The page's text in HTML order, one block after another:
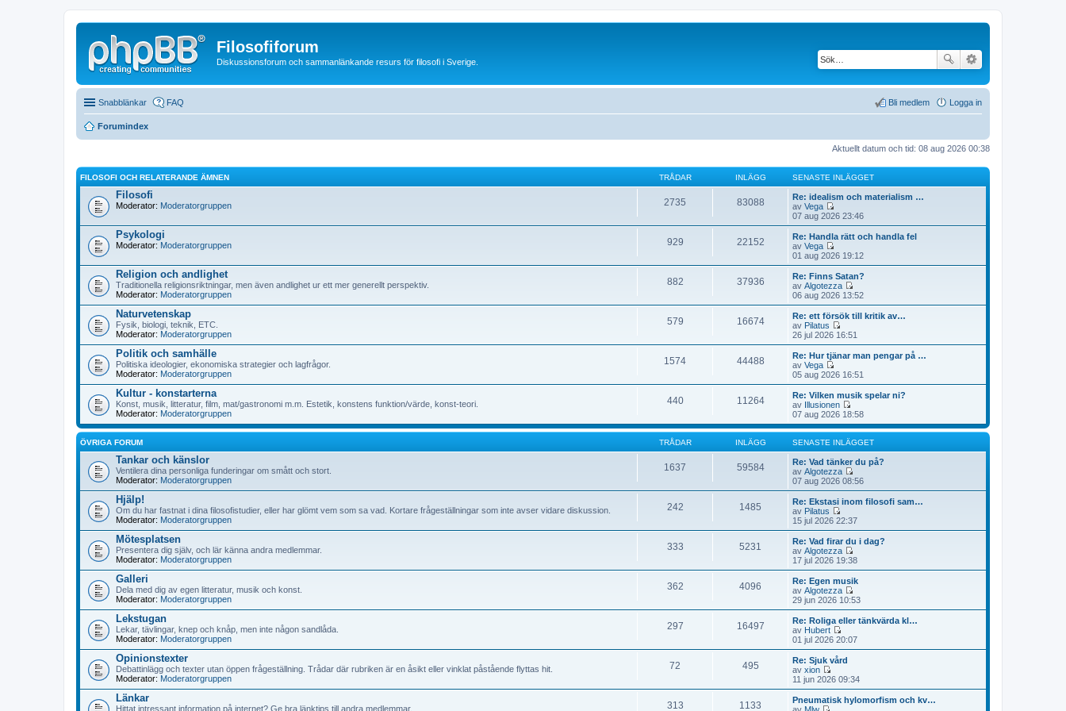
Filosofiforum
Diskussionsforum och sammanlänkande resurs för filosofi i Sverige.
Snabblänkar FAQ Logga in
Bli medlem
Forumindex
Aktuellt datum och tid: 08 aug 2026 00:38
FILOSOFI OCH RELATERANDE ÄMNEN TRÅDAR INLÄGG SENASTE INLÄGGET
Filosofi
Moderator: Moderatorgruppen 2735 83088
Re: idealism och materialism …
av Vega
G
å
t
i
l
l
d
e
t
s
n
a
s
t
e
n
l
ä
g
g
e
t
07 aug 2026 23:46
Psykologi
Moderator: Moderatorgruppen 929 22152
Re: Handla rätt och handla fel
av Vega
G
å
t
i
l
l
e
t
s
n
s
t
e
i
n
l
ä
g
g
e
t
01 aug 2026 19:12
Religion och andlighet
Traditionella religionsriktningar, men även andlighet ur ett mer generellt perspektiv.
Moderator: Moderatorgruppen
882 37936
Re: Finns Satan?
av Algotezza
G
å
t
i
l
l
e
t
s
n
s
t
i
n
g
g
e
06 aug 2026 13:52
Naturvetenskap
Fysik, biologi, teknik, ETC.
Moderator: Moderatorgruppen
579 16674
Re: ett försök till kritik av…
av Pilatus
G
å
t
i
e
s
e
n
a
s
t
e
n
l
g
g
e
t
26 jul 2026 16:51
Politik och samhälle
Politiska ideologier, ekonomiska strategier och lagfrågor.
Moderator: Moderatorgruppen
1574 44488
Re: Hur tjänar man pengar på …
av Vega
G
å
i
l
l
d
e
s
e
n
a
s
t
e
n
l
ä
g
g
e
t
05 aug 2026 16:51
Kultur - konstarterna
Konst, musik, litteratur, film, mat/gastronomi m.m. Estetik, konstens funktion/värde, konst-teori.
Moderator: Moderatorgruppen
440 11264
Re: Vilken musik spelar ni?
av Illusionen
G
å
t
i
l
l
d
e
t
s
e
n
a
t
e
i
l
ä
g
g
e
07 aug 2026 18:58
ÖVRIGA FORUM TRÅDAR INLÄGG SENASTE INLÄGGET
Tankar och känslor
Ventilera dina personliga funderingar om smått och stort.
Moderator: Moderatorgruppen
1637 59584
Re: Vad tänker du på?
av Algotezza
G
å
t
i
l
l
e
t
s
n
s
t
e
n
l
g
e
t
07 aug 2026 08:56
Hjälp!
Om du har fastnat i dina filosofistudier, eller har glömt vem som sa vad. Kortare frågeställningar som inte avser vidare diskussion.
Moderator: Moderatorgruppen
242 1485
Re: Ekstasi inom filosofi sam…
av Pilatus
G
å
t
i
l
l
e
t
s
n
s
t
e
n
l
ä
15 jul 2026 22:37
Mötesplatsen
Presentera dig själv, och lär känna andra medlemmar.
Moderator: Moderatorgruppen
333 5231
Re: Vad firar du i dag?
av Algotezza
G
å
t
i
l
l
e
t
s
s
t
e
17 jul 2026 19:38
Galleri
Dela med dig av egen litteratur, musik och konst.
Moderator: Moderatorgruppen
362 4096
Re: Egen musik
av Algotezza
G
å
t
i
l
l
t
s
n
29 jun 2026 10:53
Lekstugan
Lekar, tävlingar, knep och knåp, men inte någon sandlåda.
Moderator: Moderatorgruppen
297 16497
Re: Roliga eller tänkvärda kl…
av Hubert
G
å
t
l
l
d
e
01 jul 2026 20:07
Opinionstexter
Debattinlägg och texter utan öppen frågeställning. Trådar där rubriken är en åsikt eller vinklat påstående flyttas hit.
Moderator: Moderatorgruppen
72 495
Re: Sjuk vård
av xion
G
å
t
i
11 jun 2026 09:34
Länkar
Hittat intressant information på internet? Ge bra länktips till andra medlemmar.
313 1133
Pneumatisk hylomorfism och kv…